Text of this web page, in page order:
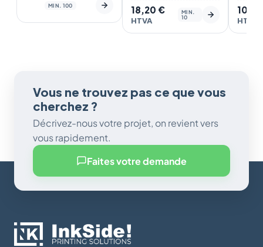
38x42cm
MIN. 100 18,20€
HTVA
MIN.
10
HTVA
Vous ne trouvez pas ce que vous
cherchez ?
Décrivez-nous votre projet, on revient vers
vous rapidement.
Faites votre demande